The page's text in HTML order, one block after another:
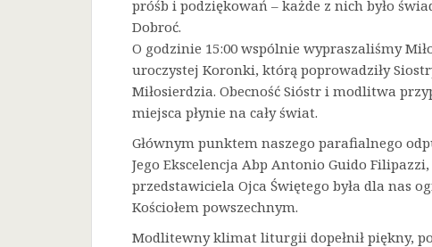
próśb i podziękowań – każde z nich było
Dobroć.
O godzinie 15:00 wspólnie wypraszaliśmy
uroczystej Koronki, którą poprowadziły
Miłosierdzia. Obecność Sióstr i modlitwa
miejsca płynie na cały świat.
Głównym punktem naszego parafialnego
Jego Ekscelencja Abp Antonio Guido
przedstawiciela Ojca Świętego była dla nas
Kościołem powszechnym.
Modlitewny klimat liturgii dopełnił piękny,